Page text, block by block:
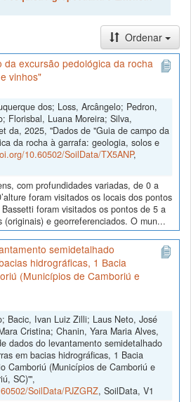
Ordenar
da excursão pedológica da rocha
vinhos"
dos; Loss, Arcângelo; Pedron,
Florisbal, Luana Moreira; Silva,
da, 2025, "Dados de "Guia de campo da
da rocha à garrafa: geologia, solos e
10.60502/SoilData/TX5ANP,
com profundidades variadas, de 0 a
foram visitados os locais dos pontos
foram visitados os pontos de 5 a
(originais) e georreferenciados. O mun...
semidetalhado
hidrográficas, 1 Bacia
(Municípios de Camboriú e
Bacic, Ivan Luiz Zilli; Laus Neto, José
Cristina; Chanin, Yara Maria Alves,
dados do levantamento semidetalhado
em bacias hidrográficas, 1 Bacia
Camboriú (Municípios de Camboriú e
SC)'",
SoilData/PJZGRZ, SoilData, V1